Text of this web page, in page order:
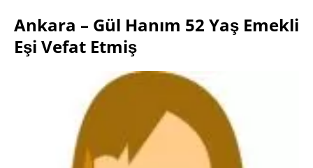
Ankara – Gül Hanım 52 Yaş Emekli
Eşi Vefat Etmiş